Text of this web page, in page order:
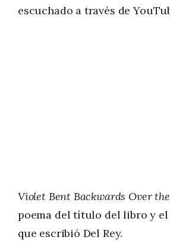
escuchado a través de
Violet Bent Backwards Over
poema del título del libro y
que escribió Del Rey.